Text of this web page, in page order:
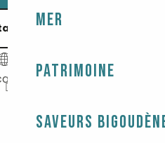
Mer
Patrimoine
Saveurs
nous
pontlabbe.fr